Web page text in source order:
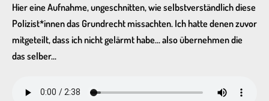
Hier eine Aufnahme, ungeschnitten, wie selbstverständlich diese
Polizist*innen das Grundrecht missachten. Ich hatte denen zuvor
mitgeteilt, dass ich nicht gelärmt habe… also übernehmen die
das selber…